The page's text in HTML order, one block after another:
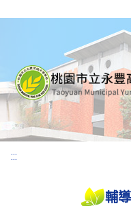
:::
輔